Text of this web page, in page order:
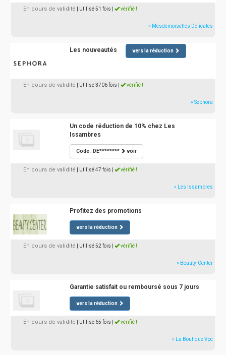
En cours de validité | Utilisé 51 fois vérifié !
» Mesdemoiselles Délicates
Les nouveautés vers la réduction
En cours de validité | Utilisé 3706 fois vérifié !
» Sephora
Un code réduction de 10% chez Les
Issambres
Code : DE******** voir
En cours de validité | Utilisé 47 fois vérifié !
» Les Issambres
Profitez des promotions
vers la réduction
En cours de validité | Utilisé 52 fois vérifié !
» Beauty-Center
Garantie satisfait ou remboursé sous 7 jours
vers la réduction
En cours de validité | Utilisé 65 fois vérifié !
» La Boutique Vpc